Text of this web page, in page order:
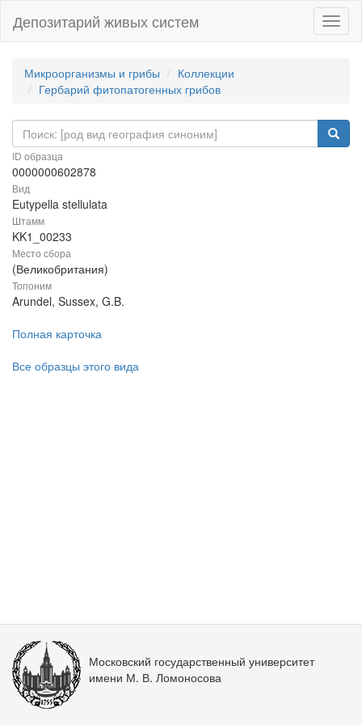
Депозитарий живых систем
Микроорганизмы и грибы
Коллекции
Гербарий фитопатогенных грибов
ID образца
0000000602878
Вид
Eutypella stellulata
Штамм
KK1_00233
Место сбора
(Великобритания)
Топоним
Arundel, Sussex, G.B.
Полная карточка
Все образцы этого вида
Московский государственный университет
имени М. В. Ломоносова